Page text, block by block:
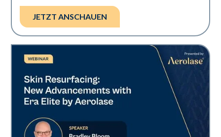
JETZT ANSCHAUEN